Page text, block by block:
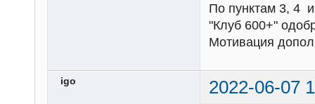
По пунктам 3, 4
"Клуб 600+"
Мотивация
igo 2022-06-07